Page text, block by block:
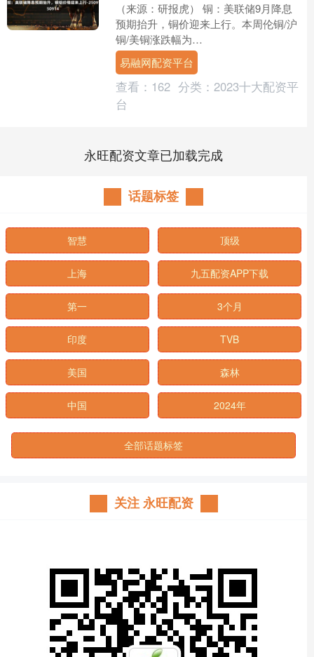
（来源：研报虎） 铜：美联储9月降息
预期抬升，铜价迎来上行。本周伦铜/沪
铜/美铜涨跌幅为
+1.22%/+1.15%/+2.30%。宏观方面，美
国2025年非农就....
易融网配资平台
查看： 162 分类： 2023十大配资平
台
永旺配资文章已加载完成
话题标签
智慧 顶级
上海 九五配资APP下载
第一 3个月
印度 TVB
美国 森林
中国 2024年
全部话题标签
关注 永旺配资